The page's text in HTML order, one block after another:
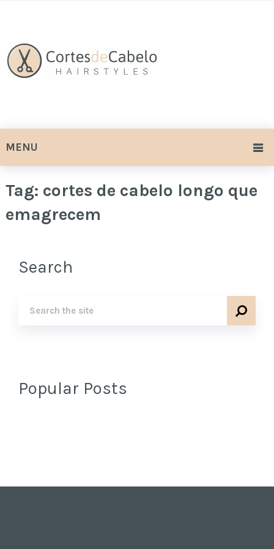
MENU
Tag: cortes de cabelo longo que
emagrecem
Search
Popular Posts